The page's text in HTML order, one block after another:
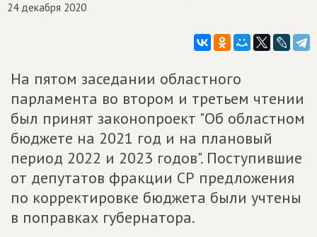
24 декабря 2020
На пятом заседании областного
парламента во втором и третьем чтении
был принят законопроект "Об областном
бюджете на 2021 год и на плановый
период 2022 и 2023 годов". Поступившие
от депутатов фракции СР предложения
по корректировке бюджета были учтены
в поправках губернатора.